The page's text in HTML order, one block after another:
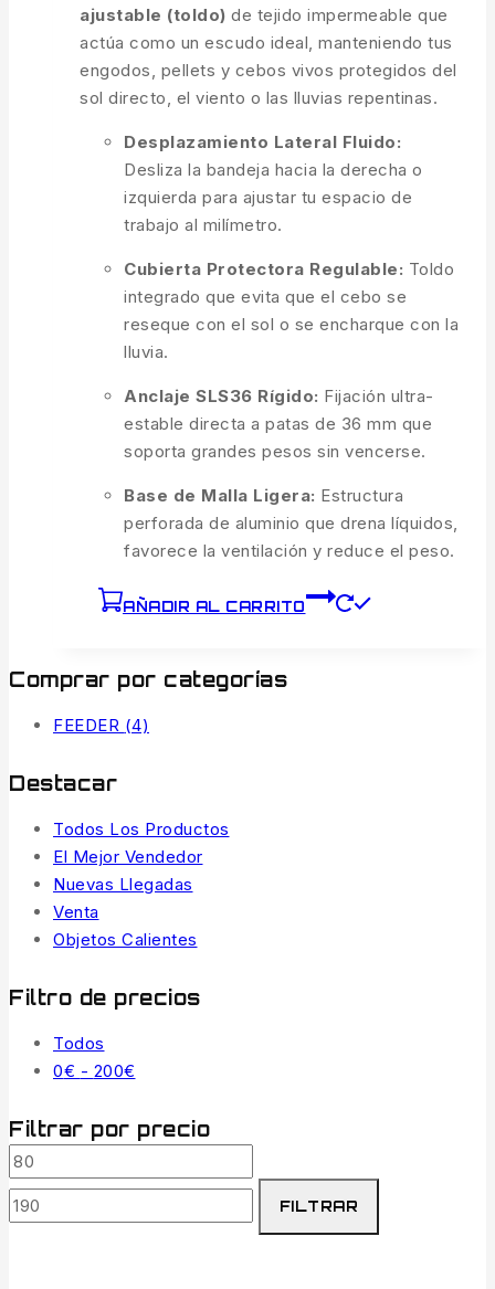
ajustable (toldo) de tejido impermeable que
actúa como un escudo ideal, manteniendo tus
engodos, pellets y cebos vivos protegidos del
sol directo, el viento o las lluvias repentinas.
Desplazamiento Lateral Fluido:
Desliza la bandeja hacia la derecha o
izquierda para ajustar tu espacio de
trabajo al milímetro.
Cubierta Protectora Regulable: Toldo
integrado que evita que el cebo se
reseque con el sol o se encharque con la
lluvia.
Anclaje SLS36 Rígido: Fijación ultra-
estable directa a patas de 36 mm que
soporta grandes pesos sin vencerse.
Base de Malla Ligera: Estructura
perforada de aluminio que drena líquidos,
favorece la ventilación y reduce el peso.
AÑADIR AL CARRITO
Comprar por categorías
FEEDER (4)
Destacar
Todos Los Productos
El Mejor Vendedor
Nuevas Llegadas
Venta
Objetos Calientes
Filtro de precios
Todos
0€ - 200€
precios:
0€
Filtrar por precio
Precio
mínimo
máximo
FILTRAR